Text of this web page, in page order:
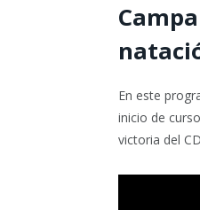
En este
inicio de
victoria del